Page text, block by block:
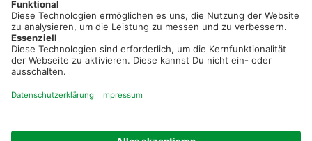
Registriere dich kostenlos!
einfach und bequem!
Kostenlos registrieren & sofort starten